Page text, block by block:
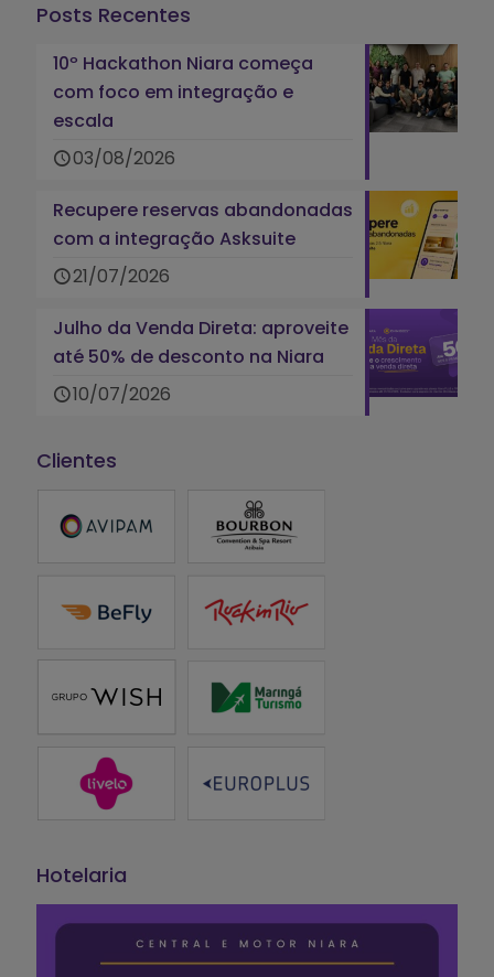
Posts Recentes
10º Hackathon Niara começa
com foco em integração e
escala
03/08/2026
Recupere reservas abandonadas
com a integração Asksuite
21/07/2026
Julho da Venda Direta: aproveite
até 50% de desconto na Niara
10/07/2026
Clientes
Hotelaria